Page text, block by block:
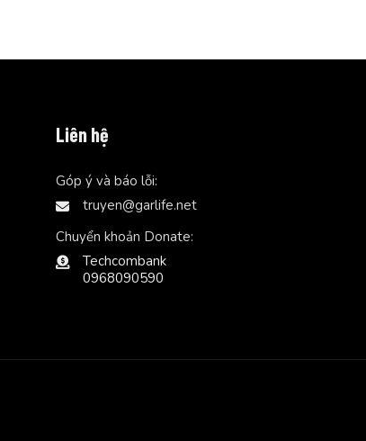
Liên hệ
Góp ý và báo lỗi:
truyen@garlife.net
Chuyển khoản Donate:
Techcombank
0968090590